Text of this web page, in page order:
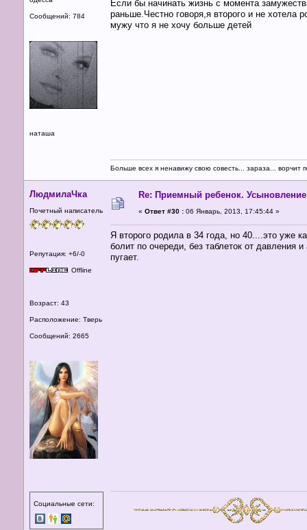
Сообщений: 784
наташа
Если бы начинать жизнь с момента
раньше.Честно говоря,я второго и не
мужу что я не хочу больше детей
Больше всех я ненавижу свою совесть... зараза...
ЛюдмилаЧка
Почетный написатель
Репутация: +6/-0
Offline
Возраст: 43
Расположение: Тверь
Сообщений: 2665
Социальные сети:
Re: Приемный ребенок. Усыновление
« Ответ #30 : 06 Январь, 2013, 17:45:44 »
Я второго родила в 34 года, но 40....это уже
болит по очереди, без таблеток от давления
пугает.